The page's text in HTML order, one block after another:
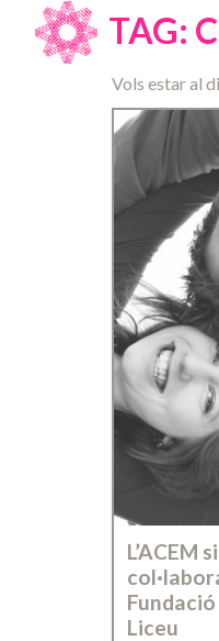
TAG:
Vols estar al
L’ACEM
Liceu